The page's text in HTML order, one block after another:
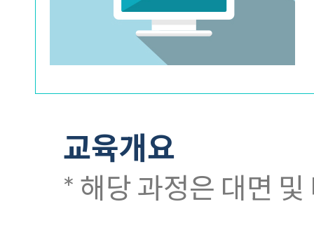
교육개요
* 해당 과정은 대면